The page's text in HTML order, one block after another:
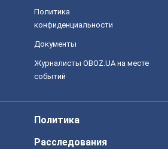
Политика
конфиденциальности
Документы
Журналисты OBOZ.UA на месте
событий
Политика
Расследования